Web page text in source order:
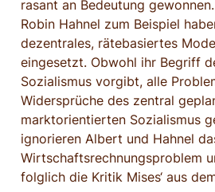
rasant an Bedeutung
Robin Hahnel zum Beispiel
dezentrales, rätebasiertes
eingesetzt. Obwohl ihr Begriff
Sozialismus vorgibt, alle
Widersprüche des zentral
marktorientierten Sozialismus
ignorieren Albert und Hahnel
Wirtschaftsrechnungsproblem
folglich die Kritik Mises‘ aus